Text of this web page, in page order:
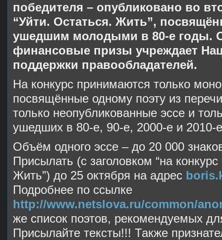
победителя – опубликовано во
“Уйти. Остаться. Жить”,
ушедшим молодыми в 80-е годы.
финансовые призы учреждает
поддержки правообладателей.
На конкурс принимаются только
посвящённые одному поэту из
только неопубликованные эссе и
ушедших в 80-е, 90-е, 2000-е и 2010-
Объём одного эссе – до 20 000
Присылать (с заголовком “на
Жить”) до 25 октября на адрес
Подробнее по ссылке
http://www.netslova.ru/common/
же список поэтов, рекомендуемых
Присылайте тексты!!! Также